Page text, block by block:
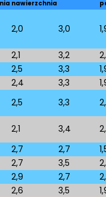
nawierzchnia
2,0 3,0
2,1 3,2
2,5 3,3
2,4 3,3
2,5 3,3
2,1 3,4
2,7 2,7
2,7 3,5
2,9 2,7
2,6 3,5